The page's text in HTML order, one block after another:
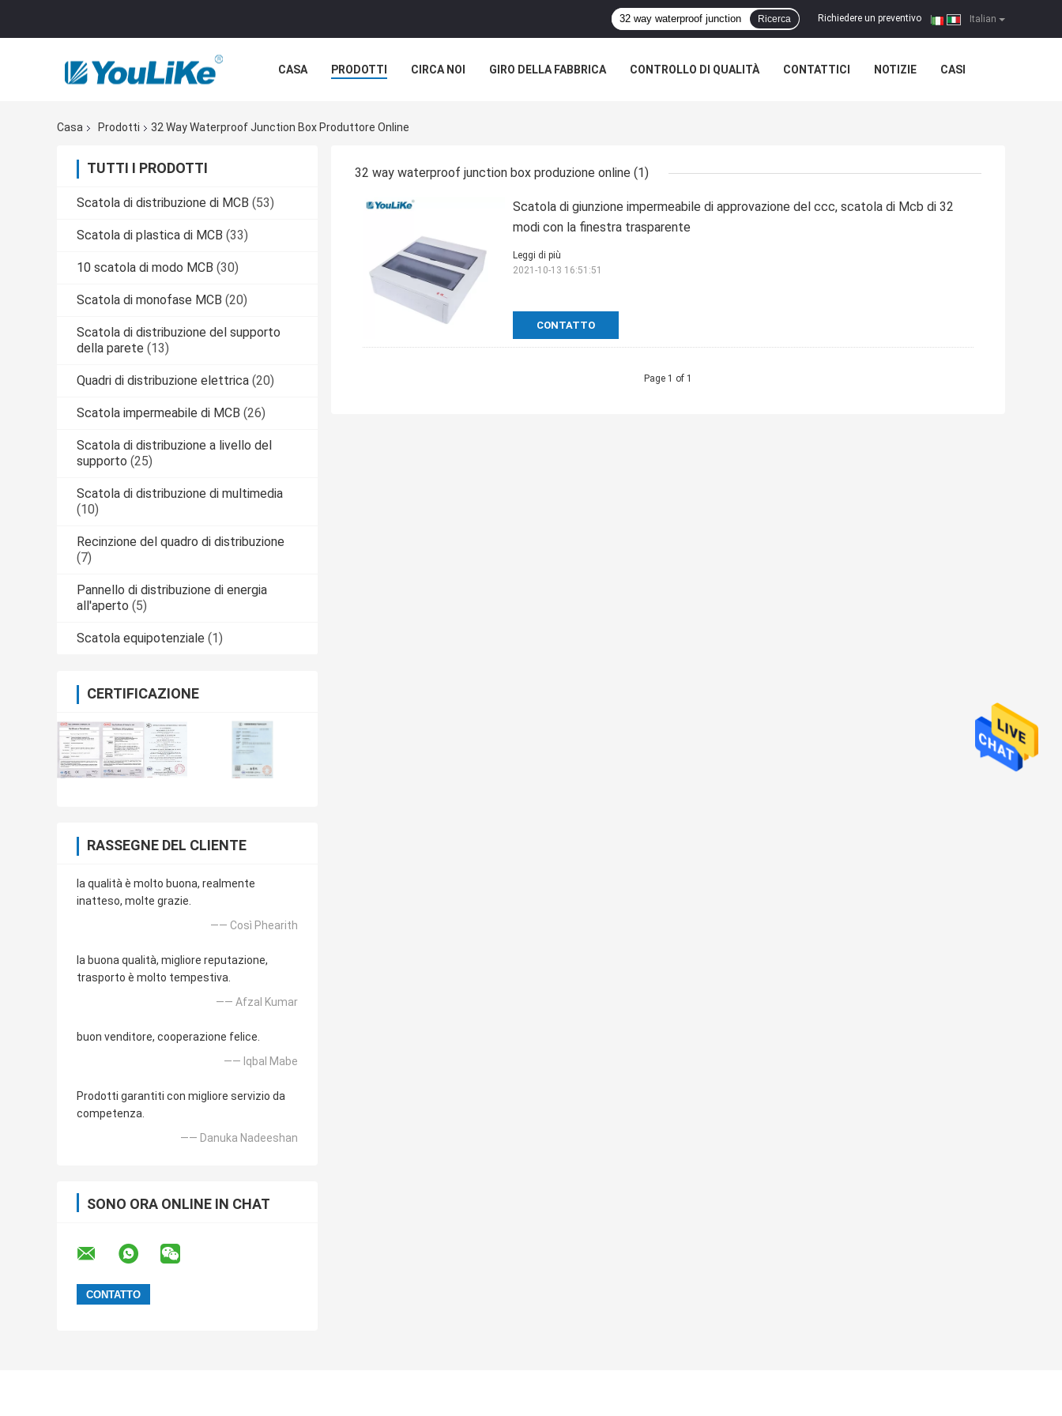
Italian
Richiedere un preventivo |
Ricerca
CASA PRODOTTI CIRCA NOI GIRO DELLA FABBRICA CONTROLLO DI QUALITÀ CONTATTICI NOTIZIE CASI
Casa Prodotti 32 Way Waterproof Junction Box Produttore Online
TUTTI I PRODOTTI
Scatola di distribuzione di MCB (53)
Scatola di plastica di MCB (33)
10 scatola di modo MCB (30)
Scatola di monofase MCB (20)
Scatola di distribuzione del supporto
della parete (13)
Quadri di distribuzione elettrica (20)
Scatola impermeabile di MCB (26)
Scatola di distribuzione a livello del
supporto (25)
Scatola di distribuzione di multimedia
(10)
Recinzione del quadro di distribuzione
(7)
Pannello di distribuzione di energia
all'aperto (5)
Scatola equipotenziale (1)
CERTIFICAZIONE
RASSEGNE DEL CLIENTE
la qualità è molto buona, realmente
inatteso, molte grazie.
—— Così Phearith
la buona qualità, migliore reputazione,
trasporto è molto tempestiva.
—— Afzal Kumar
buon venditore, cooperazione felice.
—— Iqbal Mabe
Prodotti garantiti con migliore servizio da
competenza.
—— Danuka Nadeeshan
SONO ORA ONLINE IN CHAT
32 way waterproof junction box produzione online (1)
Scatola di giunzione impermeabile di approvazione del ccc, scatola di Mcb di 32
modi con la finestra trasparente
CONTATTO
Leggi di più
2021-10-13 16:51:51
Page 1 of 1